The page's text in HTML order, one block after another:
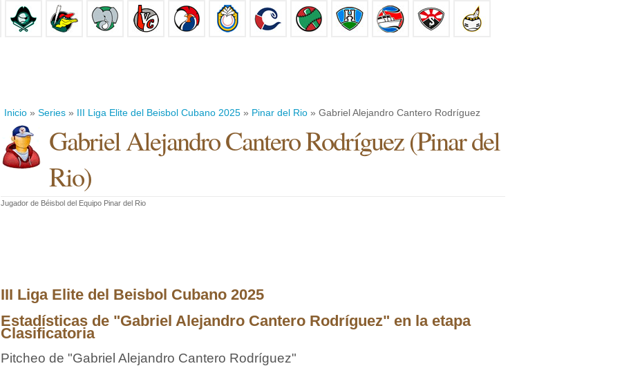
Inicio » Series » III Liga Elite del Beisbol Cubano 2025 » Pinar del Rio » Gabriel Alejandro Cantero Rodríguez
Gabriel Alejandro Cantero Rodríguez(Pinar del
Rio)
Jugador de Béisbol del Equipo Pinar del Rio
III Liga Elite del Beisbol Cubano 2025
Estadísticas de "Gabriel Alejandro Cantero Rodríguez" en la etapa
Clasificatoria
Pitcheo de "Gabriel Alejandro Cantero Rodríguez"